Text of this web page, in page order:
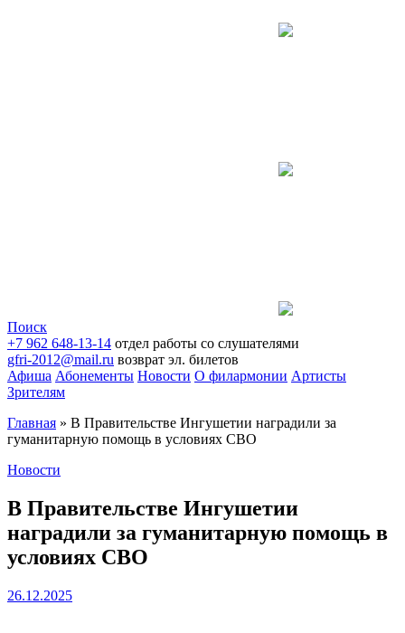
Поиск
+7 962 648-13-14 отдел работы со слушателями
gfri-2012@mail.ru возврат эл. билетов
Афиша Абонементы Новости О филармонии Артисты
Зрителям
Главная » В Правительстве Ингушетии наградили за
гуманитарную помощь в условиях СВО
Новости
В Правительстве Ингушетии
наградили за гуманитарную помощь в
условиях СВО
26.12.2025